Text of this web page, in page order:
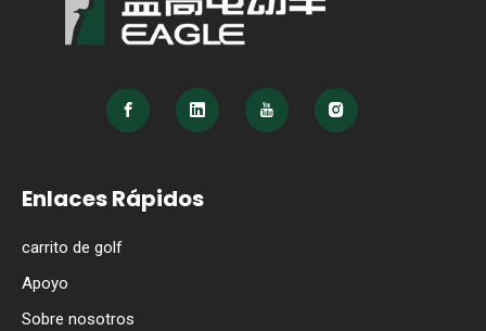
Enlaces Rápidos
carrito de golf
Apoyo
Sobre nosotros